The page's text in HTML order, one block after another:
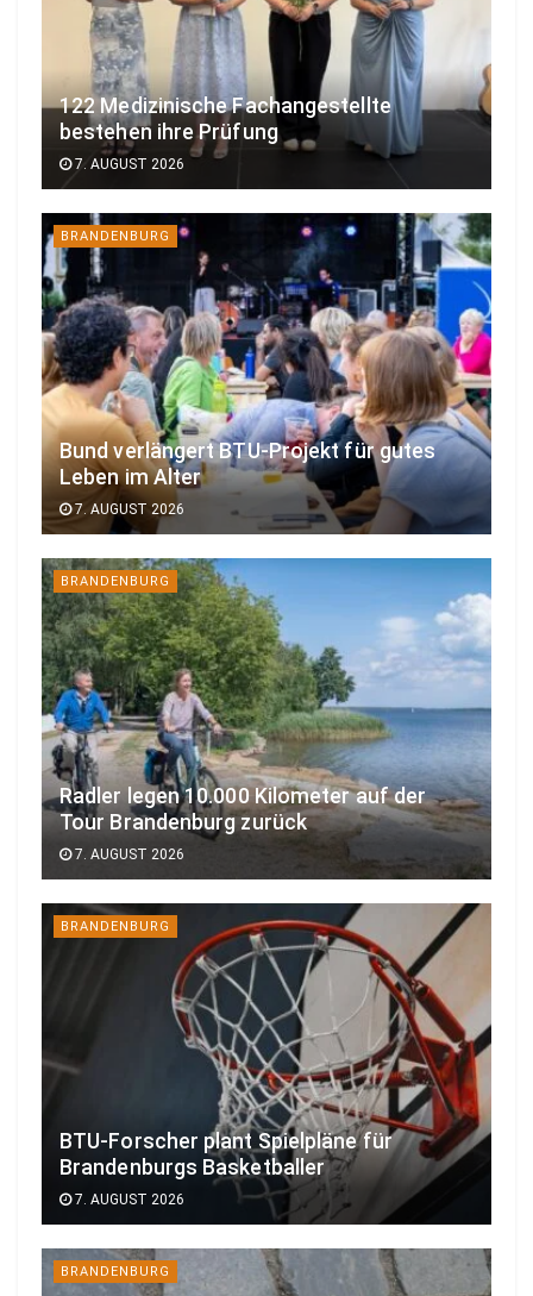
122 Medizinische Fachangestellte
bestehen ihre Prüfung
7. AUGUST 2026
BRANDENBURG
Bund verlängert BTU-Projekt für gutes
Leben im Alter
7. AUGUST 2026
BRANDENBURG
Radler legen 10.000 Kilometer auf der
Tour Brandenburg zurück
7. AUGUST 2026
BRANDENBURG
BTU-Forscher plant Spielpläne für
Brandenburgs Basketballer
7. AUGUST 2026
BRANDENBURG